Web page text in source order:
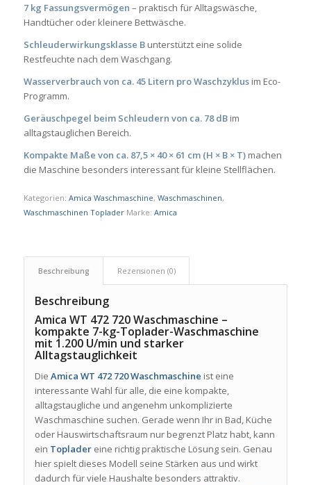
7 kg Fassungsvermögen – praktisch für Alltagswäsche,
Handtücher oder kleinere Bettwäsche.
Schleuderwirkungsklasse Bunterstützt eine solide
Restfeuchte nach dem Waschgang.
Wasserverbrauch von ca. 45 Litern pro Waschzyklusim Eco-
Programm.
Geräuschpegel beim Schleudern von ca. 78 dBim
alltagstauglichen Bereich.
Kompakte Maße von ca. 87,5 × 40 × 61 cm (H × B × T)machen
die Maschine besonders interessant für kleine Stellflächen.
Kategorien: Amica Waschmaschine, Waschmaschinen,
Waschmaschinen Toplader Marke: Amica
Beschreibung Rezensionen (0)
Beschreibung
Amica WT 472 720 Waschmaschine –
kompakte 7-kg-Toplader-Waschmaschine
mit 1.200 U/min und starker
Alltagstauglichkeit
Die Amica WT 472 720 Waschmaschine ist eine
interessante Wahl für alle, die eine kompakte,
alltagstaugliche und angenehm unkomplizierte
Waschmaschine suchen. Gerade wenn Ihr in Bad, Küche
oder Hauswirtschaftsraum nur begrenzt Platz habt, kann
ein Topladereine richtig praktische Lösung sein. Genau
hier spielt dieses Modell seine Stärken aus und wirkt
dadurch für viele Haushalte besonders attraktiv.